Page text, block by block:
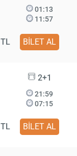
01:13
11:57
BİLET AL
2+1
21:59
07:15
BİLET AL